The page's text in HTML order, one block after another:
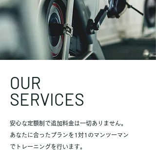
OUR
SERVICES
​安心な定額制で追加料金は一切ありません。
あなたに合ったプランを1対1のマンツーマン
でトレーニングを行います。